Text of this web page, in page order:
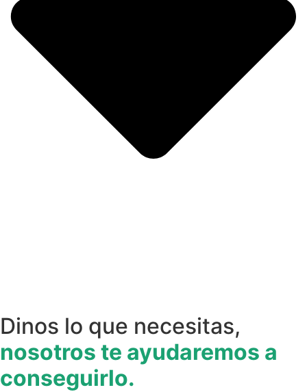
Dinos lo que necesitas,
nosotros te ayudaremos a
conseguirlo.